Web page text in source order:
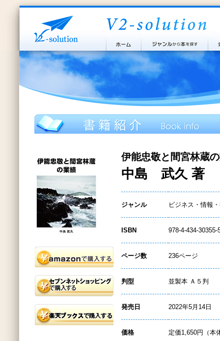
伊能忠敬と間宮林蔵
中島 武久 著
ジャンル ビジネス・情報
ISBN 978-4-434-30355-
ページ数 236ページ
判型 並製本 Ａ５判
発売日 2022年5月14日
価格 定価1,650円（本